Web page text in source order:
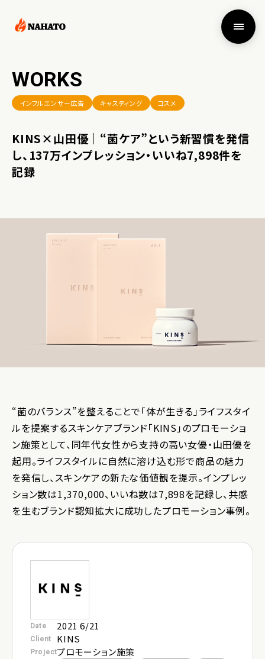
お問い合わせ
WORKS
インフルエンサー広告 キャスティング コスメ
KINS×山田優｜“菌ケア”という新習慣を発信
し、137万インプレッション・いいね7,898件を
記録
“菌のバランス”を整えることで「体が生きる」ライフスタイ
ルを提案するスキンケアブランド「KINS」のプロモーショ
ン施策として、同年代女性から支持の高い女優・山田優を
起用。ライフスタイルに自然に溶け込む形で商品の魅力
を発信し、スキンケアの新たな価値観を提示。インプレッ
ション数は1,370,000、いいね数は7,898を記録し、共感
を生むブランド認知拡大に成功したプロモーション事例。
Date 2021 6/21
Client KINS
Projectプロモーション施策